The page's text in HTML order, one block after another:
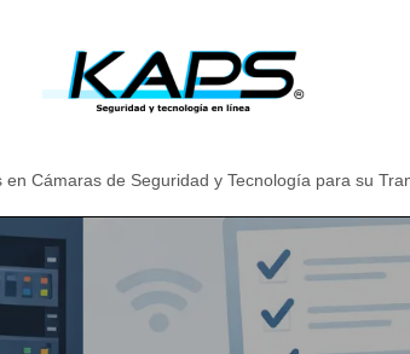
en Cámaras de Seguridad y Tecnología para su